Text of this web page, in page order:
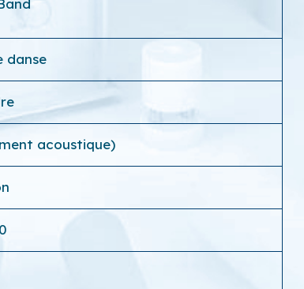
danse
acoustique)